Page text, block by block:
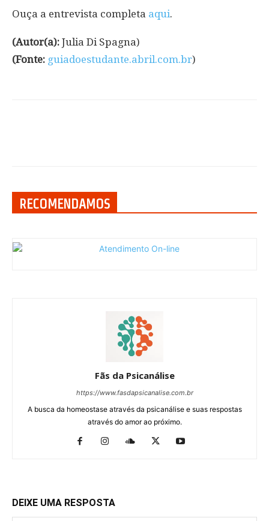
Ouça a entrevista completa aqui.
(Autor(a): Julia Di Spagna)
(Fonte: guiadoestudante.abril.com.br)
RECOMENDAMOS
Fãs da Psicanálise
https://www.fasdapsicanalise.com.br
A busca da homeostase através da psicanálise e suas respostas
através do amor ao próximo.
DEIXE UMA RESPOSTA